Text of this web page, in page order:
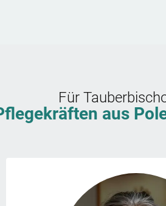
Für
aus